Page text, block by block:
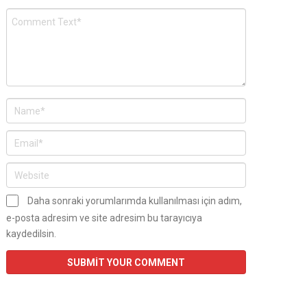
Daha sonraki yorumlarımda kullanılması için adım,
e-posta adresim ve site adresim bu tarayıcıya
kaydedilsin.